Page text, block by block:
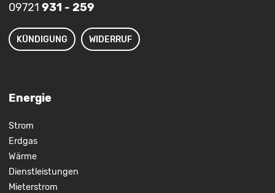
09721 931 - 259
KÜNDIGUNG WIDERRUF
Energie
Strom
Erdgas
Wärme
Dienstleistungen
Mieterstrom